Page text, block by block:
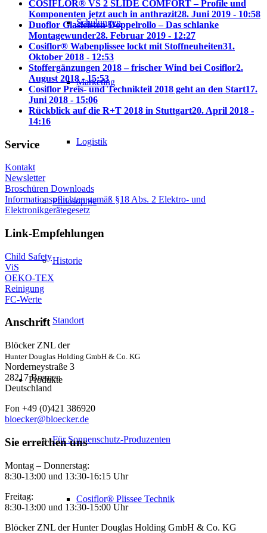
Schulungen
Marketing
Logistik
Philosophie
Historie
Standort
Produkte
Für Sonnenschutz-Produzenten
Cosiflor® Plissee Technik
COSIFLOR® VS 2 SLIDE COMFORT – Profile und
Komponenten jetzt auch in anthrazit28. Juni 2019 - 10:58
Duoflor Glasleisten-Doppelrollo – Das schlanke
Montagewunder28. Februar 2019 - 12:27
Cosiflor® Wabenplissee lockt mit Stoffneuheiten31.
Oktober 2018 - 12:53
Stoffergänzungen 2018 – frischer Wind bei Cosiflor2.
August 2018 - 15:53
Cosiflor Preis- und Technikteil 2018 geht an den Start17.
Juni 2018 - 15:06
Rückblick auf die R+T 2018 in Stuttgart20. April 2018 -
14:16
Service
Kontakt
Newsletter
Broschüren Downloads
Informationspflichten gemäß §18 Abs. 2 Elektro- und
Elektronikgerätegesetz
Link-Empfehlungen
Child Safety
ViS
OEKO-TEX
Reinigung
FC-Werte
Anschrift
Blöcker ZNL der
Hunter Douglas Holding GmbH & Co. KG
Norderneystraße 3
28217 Bremen
Deutschland
Fon +49 (0)421 386920
bloecker@bloecker.de
Sie erreichen uns
Montag – Donnerstag:
8:30-13:00 und 13:30-16:15 Uhr
Freitag:
8:30-13:00 und 13:30-15:00 Uhr
Blöcker ZNL der Hunter Douglas Holding GmbH & Co. KG